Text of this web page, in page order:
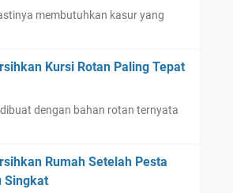
membutuhkan kasur yang
Kursi Rotan Paling Tepat
dengan bahan rotan ternyata
Rumah Setelah Pesta
Singkat